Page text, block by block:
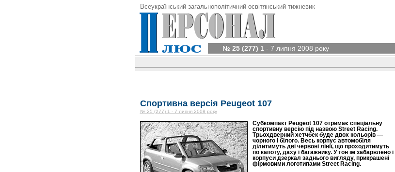
Всеукраїнський загальнополітичний освітянський тижневик
№ 25 (277) 1 - 7 липня 2008 року
Спортивна версія Peugeot 107
№ 25 (277) 1 - 7 липня 2008 року
Субкомпакт Peugeot 107 отримає спеціальну
спортивну версію під назвою Street Racing.
Трьохдверний хетчбек буде двох кольорів —
чорного і білого. Весь корпус автомобіля
ділитимуть дві червоні лінії, що проходитимуть
по капоту, даху і багажнику. У тон їм забарвлено і
корпуси дзеркал заднього вигляду, прикрашені
фірмовими логотипами Street Racing.